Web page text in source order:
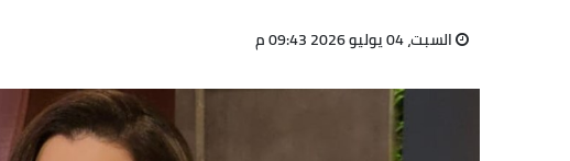
السبت، 04 يوليو 2026 09:43 م